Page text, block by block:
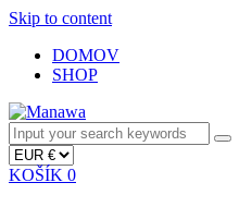
Skip to content
DOMOV
SHOP
KOŠÍK 0